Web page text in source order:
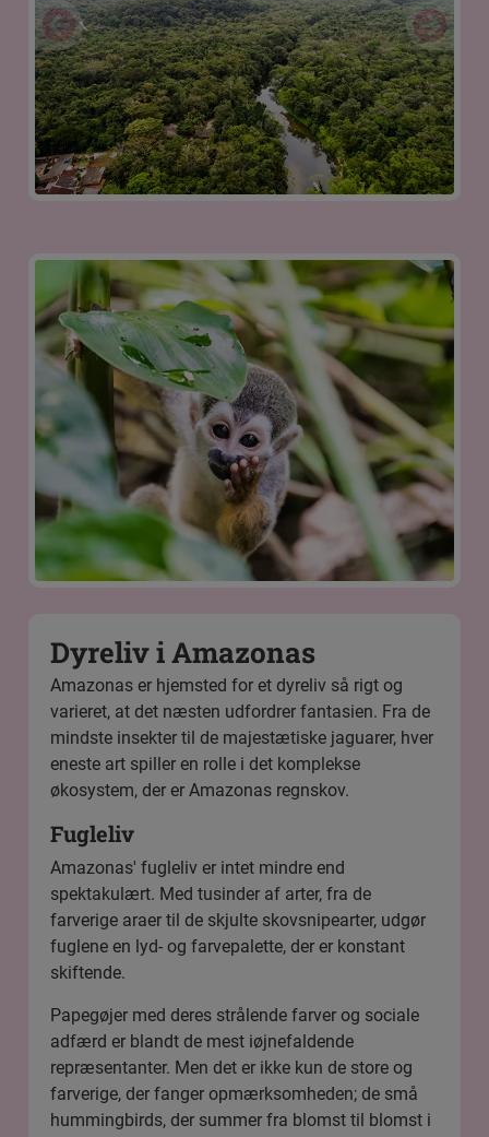
Dyreliv i Amazonas
Amazonas er hjemsted for et dyreliv så rigt og
varieret, at det næsten udfordrer fantasien. Fra de
mindste insekter til de majestætiske jaguarer, hver
eneste art spiller en rolle i det komplekse
økosystem, der er Amazonas regnskov.
Fugleliv
Amazonas' fugleliv er intet mindre end
spektakulært. Med tusinder af arter, fra de
farverige araer til de skjulte skovsnipearter, udgør
fuglene en lyd- og farvepalette, der er konstant
skiftende.
Papegøjer med deres strålende farver og sociale
adfærd er blandt de mest iøjnefaldende
repræsentanter. Men det er ikke kun de store og
farverige, der fanger opmærksomheden; de små
hummingbirds, der summer fra blomst til blomst i